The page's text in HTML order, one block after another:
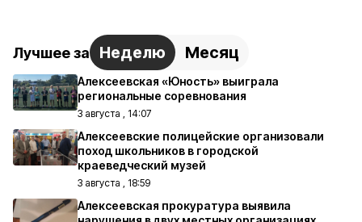
Лучшее за Неделю Месяц
Алексеевская «Юность» выиграла
региональные соревнования
3 августа , 14:07
Алексеевские полицейские организовали
поход школьников в городской
краеведческий музей
3 августа , 18:59
Алексеевская прокуратура выявила